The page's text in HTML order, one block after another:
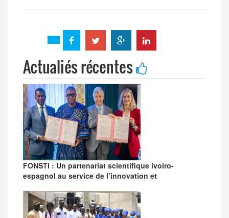
Actualiés récentes
FONSTI : Un partenariat scientifique ivoiro-
espagnol au service de l’innovation et